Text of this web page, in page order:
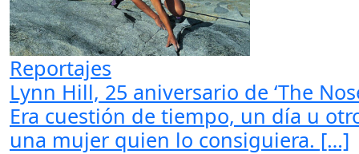
Reportajes
Lynn Hill, 25 aniversario de ‘The
Era cuestión de tiempo, un día u
una mujer quien lo consiguiera. […]